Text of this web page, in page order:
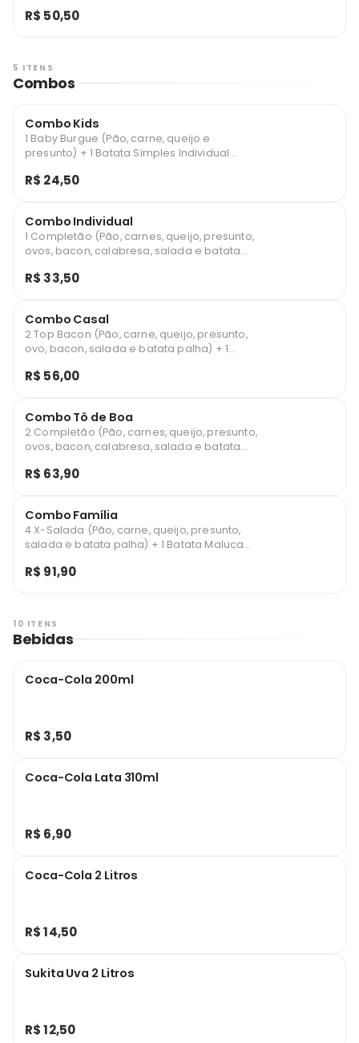
R$ 50,50
5 ITENS
Combos
Combo Kids
1 Baby Burgue (Pão, carne, queijo e
presunto) + 1 Batata Simples Individual
290ml + 1 brinde.
R$ 24,50
Combo Individual
1 Completão (Pão, carnes, queijo, presunto,
ovos, bacon, calabresa, salada e batata
(aproximadamente 400g – cheddar,
290ml.
R$ 33,50
Combo Casal
2 Top Bacon (Pão, carne, queijo, presunto,
ovo, bacon, salada e batata palha) + 1
700g – cheddar, catupiry, ovo de codorna,
R$ 56,00
Combo Tô de Boa
2 Completão (Pão, carnes, queijo, presunto,
ovos, bacon, calabresa, salada e batata
(aproximadamente 400g – cheddar,
Anéis de Cebola + 2 Guaravita 290ml.
R$ 63,90
Combo Família
4 X-Salada (Pão, carne, queijo, presunto,
salada e batata palha) + 1 Batata Maluca
catupiry, ovo de codorna, azeitona,
R$ 91,90
10 ITENS
Bebidas
Coca-Cola 200ml
R$ 3,50
Coca-Cola Lata 310ml
R$ 6,90
Coca-Cola 2 Litros
R$ 14,50
Sukita Uva 2 Litros
R$ 12,50